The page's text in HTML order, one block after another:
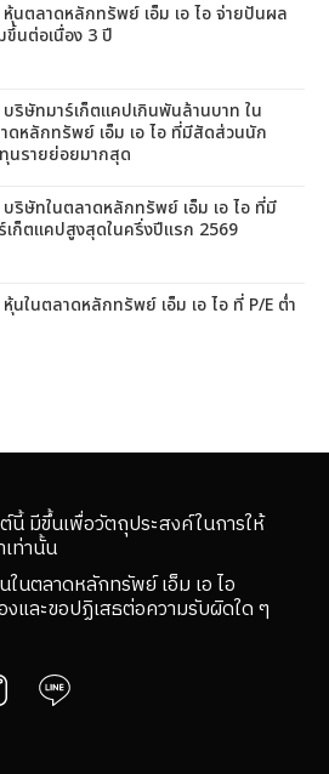
หุ้นตลาดหลักทรัพย์ เอ็ม เอ ไอ จ่ายปันผล
ขึ้นต่อเนื่อง 3 ปี
บริษัทมาร์เก็ตแคปเกินพันล้านบาท ใน
ดหลักทรัพย์ เอ็ม เอ ไอ ที่มีสัดส่วนนัก
นรายย่อยมากสุด
บริษัทในตลาดหลักทรัพย์ เอ็ม เอ ไอ ที่มี
เก็ตแคปสูงสุดในครึ่งปีแรก 2569
นในตลาดหลักทรัพย์ เอ็ม เอ ไอ ที่ P/E ต่ำ
นี้ มีขึ้นเพื่อวัตถุประสงค์ในการให้
ท่านั้น
นตลาดหลักทรัพย์ เอ็ม เอ ไอ
งและขอปฏิเสธต่อความรับผิดใด ๆ